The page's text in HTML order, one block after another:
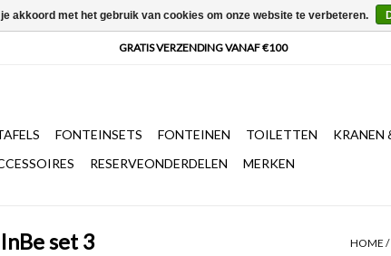
FONTEINSETS FONTEINEN TOILETTEN KRANEN
RESERVEONDERDELEN MERKEN
set 3 HOME /
akkoord met het gebruik van cookies om onze website te verbeteren.